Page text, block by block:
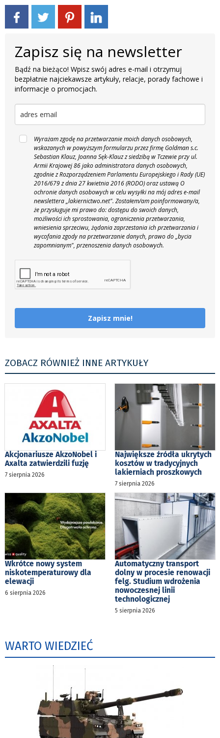
Zapisz się na newsletter
Bądź na bieżąco! Wpisz swój adres e-mail i otrzymuj
bezpłatnie najciekawsze artykuły, relacje, porady fachowe i
informacje o promocjach.
Wyrażam zgodę na przetwarzanie moich danych osobowych,
wskazanych w powyższym formularzu przez firmę Goldman s.c.
Sebastian Klauz, Joanna Sęk-Klauz z siedzibą w Tczewie przy ul.
Armii Krajowej 86 jako administratora danych osobowych,
zgodnie z Rozporządzeniem Parlamentu Europejskiego i Rady (UE)
2016/679 z dnia 27 kwietnia 2016 (RODO) oraz ustawą O
ochronie danych osobowych w celu wysyłki na mój adres e-mail
newslettera „lakiernictwo.net". Zostałem/am poinformowany/a,
że przysługuje mi prawo do: dostępu do swoich danych,
możliwości ich sprostowania, ograniczenia przetwarzania,
wniesienia sprzeciwu, żądania zaprzestania ich przetwarzania i
wycofania zgody na przetwarzanie danych, prawo do „bycia
zapomnianym", przenoszenia danych osobowych.
Zapisz mnie!
ZOBACZ RÓWNIEŻ INNE ARTYKUŁY
Akcjonariusze AkzoNobel i
Axalta zatwierdzili fuzję
7 sierpnia 2026
Największe źródła ukrytych
kosztów w tradycyjnych
lakierniach proszkowych
7 sierpnia 2026
Wkrótce nowy system
niskotemperaturowy dla
elewacji
6 sierpnia 2026
Automatyczny transport
dolny w procesie renowacji
felg. Studium wdrożenia
nowoczesnej linii
technologicznej
5 sierpnia 2026
WARTO WIEDZIEĆ